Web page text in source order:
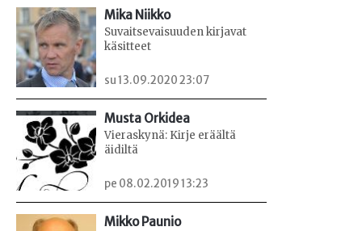
Mika Niikko
Suvaitsevaisuuden kirjavat
käsitteet
su 13.09.2020 23:07
Musta Orkidea
Vieraskynä: Kirje eräältä
äidiltä
pe 08.02.2019 13:23
Mikko Paunio